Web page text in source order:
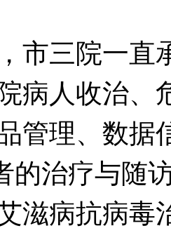
三院一直
病人收治、
管理、数据
的治疗与随
滋病抗病毒